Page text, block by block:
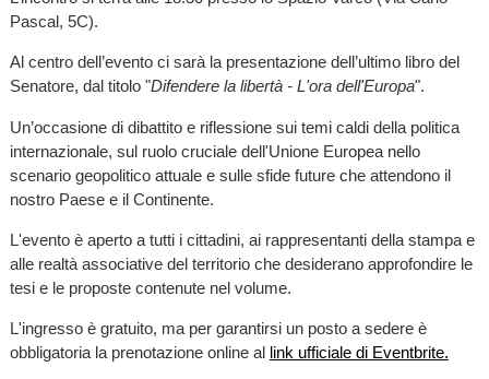
Pascal, 5C).
Al centro dell’evento ci sarà la presentazione dell’ultimo libro del
Senatore, dal titolo "Difendere la libertà - L'ora dell'Europa".
Un’occasione di dibattito e riflessione sui temi caldi della politica
internazionale, sul ruolo cruciale dell'Unione Europea nello
scenario geopolitico attuale e sulle sfide future che attendono il
nostro Paese e il Continente.
L'evento è aperto a tutti i cittadini, ai rappresentanti della stampa e
alle realtà associative del territorio che desiderano approfondire le
tesi e le proposte contenute nel volume.
L'ingresso è gratuito, ma per garantirsi un posto a sedere è
obbligatoria la prenotazione online al link ufficiale di Eventbrite.